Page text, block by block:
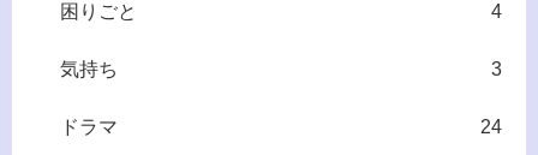
困りごと 4
気持ち 3
ドラマ 24